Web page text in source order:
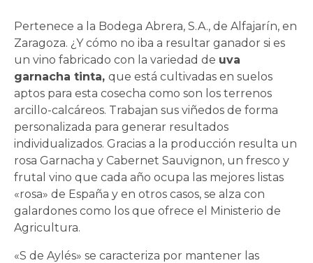
Pertenece a la Bodega Abrera, S.A., de Alfajarín, en
Zaragoza. ¿Y cómo no iba a resultar ganador si es
un vino fabricado con la variedad de uva
garnacha tinta, que está cultivadas en suelos
aptos para esta cosecha como son los terrenos
arcillo-calcáreos. Trabajan sus viñedos de forma
personalizada para generar resultados
individualizados. Gracias a la producción resulta un
rosa Garnacha y Cabernet Sauvignon, un fresco y
frutal vino que cada año ocupa las mejores listas
«rosa» de España y en otros casos, se alza con
galardones como los que ofrece el Ministerio de
Agricultura.
«S de Aylés» se caracteriza por mantener las